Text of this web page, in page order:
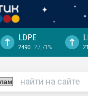
LDPE
2490 27,71%